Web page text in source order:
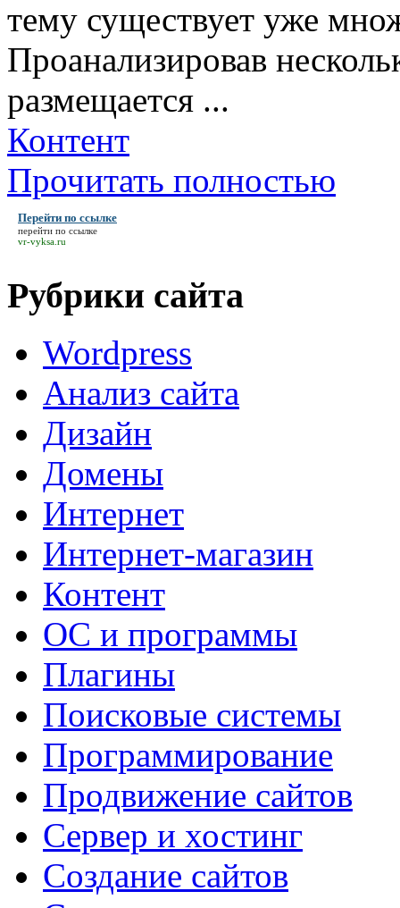
тему существует уже
Проанализировав
размещается ...
Контент
Прочитать полностью
Перейти по ссылке
перейти по ссылке
vr-vyksa.ru
Рубрики сайта
Wordpress
Анализ сайта
Дизайн
Домены
Интернет
Интернет-магазин
Контент
ОС и программы
Плагины
Поисковые системы
Программирование
Продвижение сайтов
Сервер и хостинг
Создание сайтов